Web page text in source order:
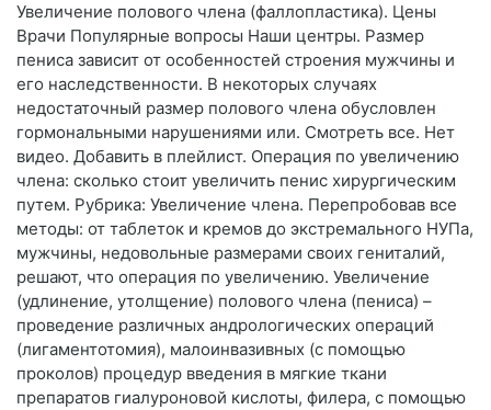
Увеличение полового члена (фаллопластика). Цены
Врачи Популярные вопросы Наши центры. Размер
пениса зависит от особенностей строения мужчины и
его наследственности. В некоторых случаях
недостаточный размер полового члена обусловлен
гормональными нарушениями или. Смотреть все. Нет
видео. Добавить в плейлист. Операция по увеличению
члена: сколько стоит увеличить пенис хирургическим
путем. Рубрика: Увеличение члена. Перепробовав все
методы: от таблеток и кремов до экстремального НУПа,
мужчины, недовольные размерами своих гениталий,
решают, что операция по увеличению. Увеличение
(удлинение, утолщение) полового члена (пениса) –
проведение различных андрологических операций
(лигаментотомия), малоинвазивных (с помощью
проколов) процедур введения в мягкие ткани
препаратов гиалуроновой кислоты, филера, с помощью